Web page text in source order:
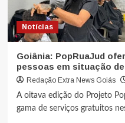
Notícias
Goiânia: PopRuaJud
pessoas em situação
Redação Extra News Goiás
A oitava edição do Projeto
gama de serviços gratuitos